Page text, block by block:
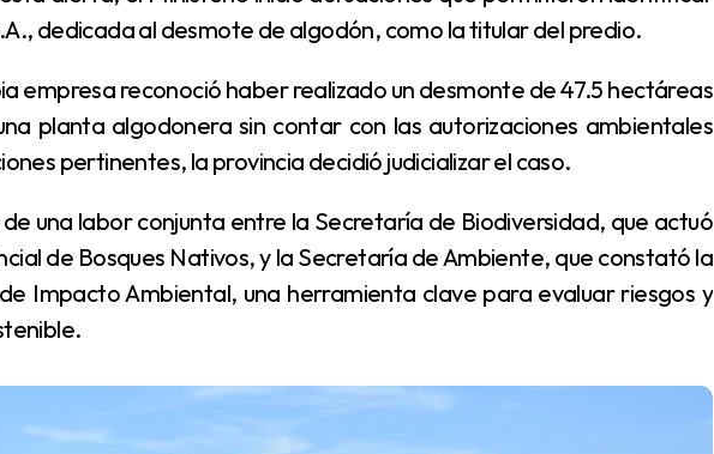
dedicada al desmote de algodón, como la titular del predio.
planta algodonera sin contar con las autorizaciones ambientales
pertinentes, la provincia decidió judicializar el caso.
de Bosques Nativos, y la Secretaría de Ambiente, que constató la
Impacto Ambiental, una herramienta clave para evaluar riesgos y